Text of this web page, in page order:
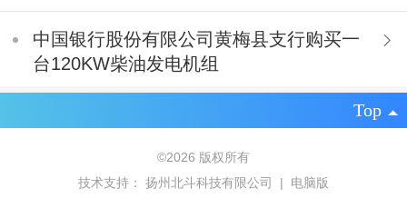
中国银行股份有限公司黄梅县支行购买一
台120KW柴油发电机组
Top
©2026 版权所有
技术支持： 扬州北斗科技有限公司 | 电脑版